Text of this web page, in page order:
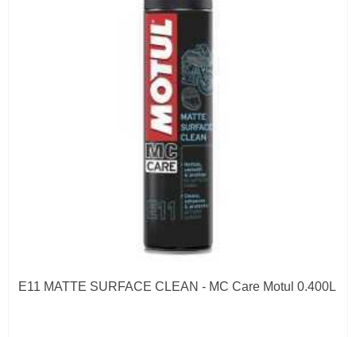
E11 MATTE SURFACE CLEAN - MC Care Motul 0.400L